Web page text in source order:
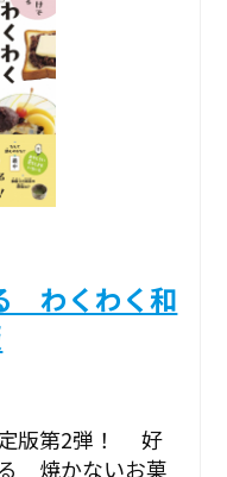
わくわく和
定版第2弾！ 好
焼かないお菓